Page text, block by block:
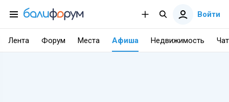
Войти
Лента Форум Места Афиша Недвижимость Чат